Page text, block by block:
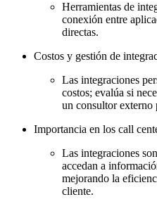
Herramientas de
conexión entre
directas.
Costos y gestión de
Las integraciones
costos; evalúa si
un consultor externo
Importancia en los call
Las integraciones
accedan a
mejorando la
cliente.